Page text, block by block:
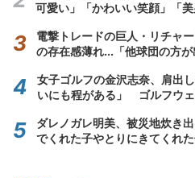
可愛い」「かわいい笑顔」「
電撃トレードの巨人・リチャ
の存在感薄れ...「他球団の方
女子ゴルフの金沢志奈、肩出
いにも程がある」 ゴルフウ
ダレノガレ明美、被災地炊き
でくれた子やとりにきてくれた